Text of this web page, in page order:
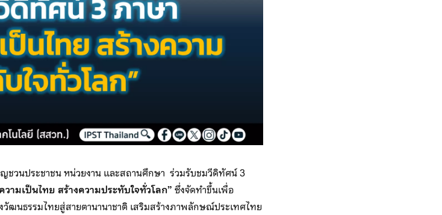
ชวนประชาชน หน่วยงาน และสถานศึกษา ร่วมรับชมวีดิทัศน์ 3
วามเป็นไทย สร้างความประทับใจทั่วโลก”ซึ่งจัดทำขึ้นเพื่อ
ธรรมไทยสู่สายตานานาชาติ เสริมสร้างภาพลักษณ์ประเทศไทย